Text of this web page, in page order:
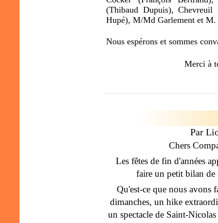
(Thibaud Dupuis), Chevreuil
Hupé), M/Md Garlement et M.
Nous espérons et sommes
Merci à
Par
Chers
Les fêtes de fin d'années
faire un petit bilan de
Qu'est-ce que nous avons
dimanches, un hike
un spectacle de Saint-